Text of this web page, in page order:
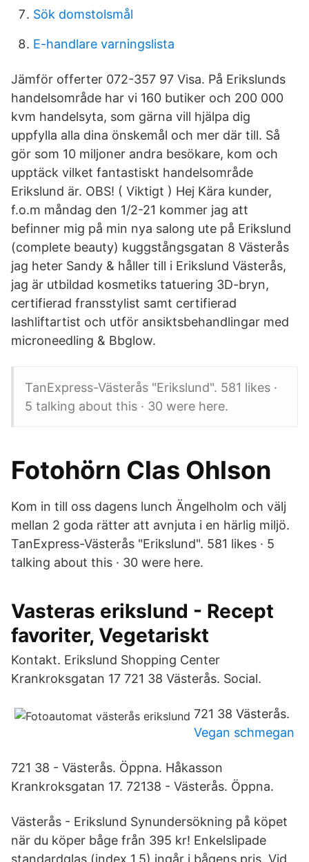
Sök domstolsmål
E-handlare varningslista
Jämför offerter 072-357 97 Visa. På Erikslunds
handelsområde har vi 160 butiker och 200 000
kvm handelsyta, som gärna vill hjälpa dig
uppfylla alla dina önskemål och mer där till. Så
gör som 10 miljoner andra besökare, kom och
upptäck vilket fantastiskt handelsområde
Erikslund är. OBS! ( Viktigt ) Hej Kära kunder,
f.o.m måndag den 1/2-21 kommer jag att
befinner mig på min nya salong ute på Erikslund
(complete beauty) kuggstångsgatan 8 Västerås
jag heter Sandy & håller till i Erikslund Västerås,
jag är utbildad kosmetiks tatuering 3D-bryn,
certifierad fransstylist samt certifierad
lashliftartist och utför ansiktsbehandlingar med
microneedling & Bbglow.
TanExpress-Västerås "Erikslund". 581 likes ·
5 talking about this · 30 were here.
Fotohörn Clas Ohlson
Kom in till oss dagens lunch Ängelholm och välj
mellan 2 goda rätter att avnjuta i en härlig miljö.
TanExpress-Västerås "Erikslund". 581 likes · 5
talking about this · 30 were here.
Vasteras erikslund - Recept
favoriter, Vegetariskt
Kontakt. Erikslund Shopping Center
Krankroksgatan 17 721 38 Västerås. Social.
721 38 Västerås.
Vegan schmegan
721 38 - Västerås. Öppna. Håkasson
Krankroksgatan 17. 72138 - Västerås. Öppna.
Västerås - Erikslund Synundersökning på köpet
när du köper båge från 395 kr! Enkelslipade
standardglas (index 1.5) ingår i bågens pris. Vid